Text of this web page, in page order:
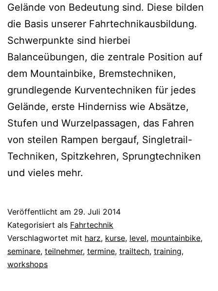
Gelände von Bedeutung sind. Diese bilden
die Basis unserer Fahrtechnikausbildung.
Schwerpunkte sind hierbei
Balanceübungen, die zentrale Position auf
dem Mountainbike, Bremstechniken,
grundlegende Kurventechniken für jedes
Gelände, erste Hinderniss wie Absätze,
Stufen und Wurzelpassagen, das Fahren
von steilen Rampen bergauf, Singletrail-
Techniken, Spitzkehren, Sprungtechniken
und vieles mehr.
Veröffentlicht am 29. Juli 2014
Kategorisiert als Fahrtechnik
Verschlagwortet mit harz, kurse, level, mountainbike,
seminare, teilnehmer, termine, trailtech, training,
workshops